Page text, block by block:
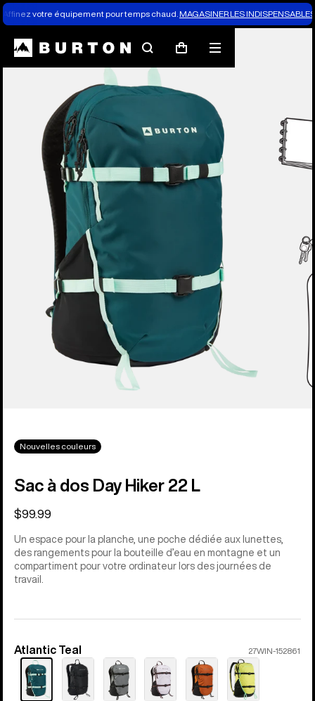
Affinez votre équipement pour temps chaud. MAGASINER LES
Rechercher
PanierMenu
Nouvelles couleurs
Sac à dos Day Hiker 22 L
$99.99
Un espace pour la planche, une poche dédiée aux lunettes,
des rangements pour la bouteille d’eau en montagne et un
compartiment pour votre ordinateur lors des journées de
travail.
Coloris
Atlantic Teal 27WIN-152861